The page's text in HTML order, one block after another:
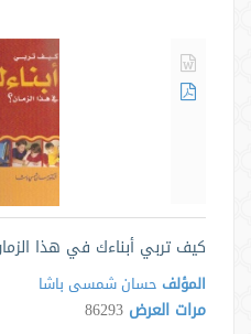
كيف تربي أبناءك في هذا
المؤلف حسان شمسی باشا
مرات العرض 86293